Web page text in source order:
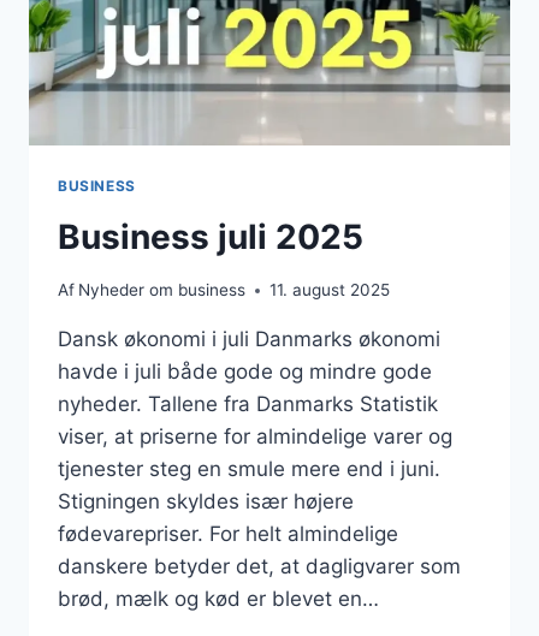
BUSINESS
Business juli 2025
Af Nyheder om business 11. august 2025
Dansk økonomi i juli Danmarks økonomi
havde i juli både gode og mindre gode
nyheder. Tallene fra Danmarks Statistik
viser, at priserne for almindelige varer og
tjenester steg en smule mere end i juni.
Stigningen skyldes især højere
fødevarepriser. For helt almindelige
danskere betyder det, at dagligvarer som
brød, mælk og kød er blevet en…